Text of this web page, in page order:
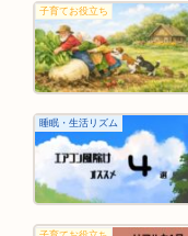
子育てお役立ち
睡眠・生活リズム